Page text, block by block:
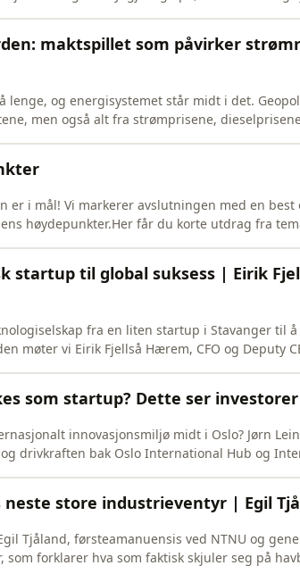
maktspillet som påvirker
lenge, og energisystemet står midt i det.
men også alt fra strømprisene,
er i mål! Vi markerer avslutningen med en
høydepunkter.Her får du korte utdrag fra
startup til global suksess | Eirik
fra en liten startup i Stavanger til
møter vi Eirik Fjellså Hærem, CFO og Deputy
som startup? Dette ser
innovasjonsmiljø midt i Oslo? Jørn
drivkraften bak Oslo International Hub og
store industrieventyr | Egil
Tjåland, førsteamanuensis ved NTNU og
som forklarer hva som faktisk skjuler seg på